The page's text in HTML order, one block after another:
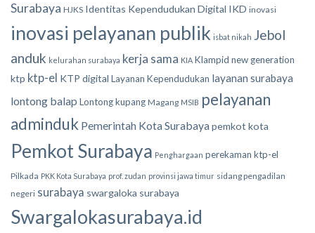
Surabaya HJKS Identitas Kependudukan Digital IKD inovasi
inovasi pelayanan publik isbat nikah Jebol
anduk kelurahan surabaya kerja sama KIA Klampid new generation
ktp ktp-el KTP digital Layanan Kependudukan layanan surabaya
lontong balap Lontong kupang Magang MSIB pelayanan
adminduk Pemerintah Kota Surabaya pemkot kota
Pemkot Surabaya Penghargaan perekaman ktp-el
Pilkada PKK Kota Surabaya prof. zudan provinsi jawa timur sidang pengadilan
negeri surabaya swargaloka surabaya
Swargalokasurabaya.id